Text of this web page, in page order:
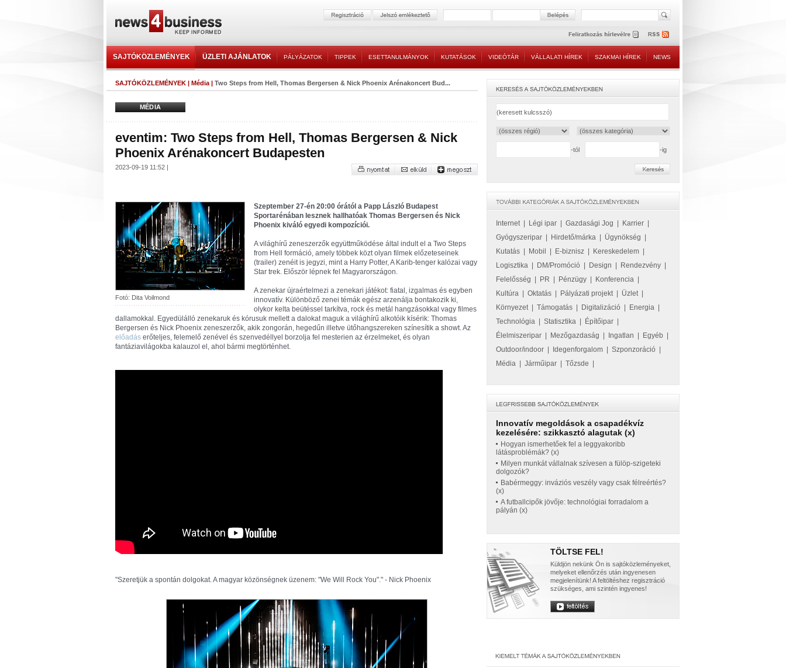
SAJTÓKÖZLEMÉNYEK ÜZLETI AJÁNLATOK PÁLYÁZATOK TIPPEK ESETTANULMÁNYOK KUTATÁSOK VIDEÓTÁR VÁLLALATI HÍREK SZAKMAI HÍREK NEWS
SAJTÓKÖZLEMÉNYEK | Média | Two Steps from Hell, Thomas Bergersen & Nick Phoenix Arénakoncert Bud...
MÉDIA
eventim: Two Steps from Hell, Thomas Bergersen & Nick
Phoenix Arénakoncert Budapesten
2023-09-19 11:52 |
Fotó: Dita Voilmond
Szeptember 27-én 20:00 órától a Papp László Budapest
Sportarénában lesznek hallhatóak Thomas Bergersen és Nick
Phoenix kiváló egyedi kompozíciói.
A világhírű zeneszerzők együttműködése által indult el a Two Steps
from Hell formáció, amely többek közt olyan filmek előzeteseinek
(trailer) zenéit is jegyzi, mint a Harry Potter, A Karib-tenger kalózai vagy
Star trek. Először lépnek fel Magyarországon.
A zenekar újraértelmezi a zenekari játékot: fiatal, izgalmas és egyben
innovatív. Különböző zenei témák egész arzenálja bontakozik ki,
olykor kelta beütéssel tarkítva, rock és metál hangzásokkal vagy filmes
dallamokkal. Egyedülálló zenekaruk és kórusuk mellett a dalokat maguk a világhírű alkotóik kísérik: Thomas
Bergersen és Nick Phoenix zeneszerzők, akik zongorán, hegedűn illetve ütőhangszereken színesítik a showt. Az
előadás erőteljes, felemelő zenével és szenvedéllyel borzolja fel mesterien az érzelmeket, és olyan
fantáziavilágokba kalauzol el, ahol bármi megtörténhet.
"Szeretjük a spontán dolgokat. A magyar közönségnek üzenem: "We Will Rock You"." - Nick Phoenix
-tól -ig
Internet| Légi ipar Gazdasági Jog Karrier
Gyógyszeripar
Hirdető/márka Ügynökség
Kutatás
Mobil E-biznisz Kereskedelem
Logisztika
DM/Promóció Design Rendezvény
Felelősség
PR Pénzügy Konferencia
Kultúra
Oktatás Pályázati projekt| Üzlet|
Környezet| Támogatás Digitalizáció Energia
Technológia
Statisztika Építőipar
Élelmiszeripar
Mezőgazdaság Ingatlan Egyéb
Outdoor/indoor
Idegenforgalom Szponzoráció
Média
Járműipar Tőzsde
Innovatív megoldások a csapadékvíz
kezelésére: szikkasztó alagutak (x)
Hogyan ismerhetőek fel a leggyakoribb
látásproblémák? (x)
Milyen munkát vállalnak szívesen a fülöp-szigeteki
dolgozók?
Babérmeggy: inváziós veszély vagy csak félreértés?
(x)
A futballcipők jövője: technológiai forradalom a
pályán (x)
TÖLTSE FEL!
Küldjön nekünk Ön is sajtóközleményeket,
melyeket ellenőrzés után ingyenesen
megjelenítünk! A feltöltéshez regisztráció
szükséges, ami szintén ingyenes!